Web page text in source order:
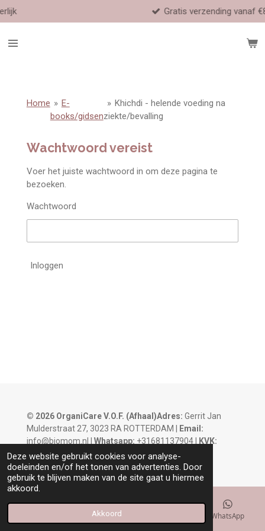
Deze website gebruikt cookies voor analyse-
doeleinden en/of het tonen van advertenties. Door
gebruik te blijven maken van de site gaat u hiermee
akkoord.
Akkoord
Ga
direct
naar
Gratis verzending vanaf €80,- (NL/
Home » E-
books/gidsen
» Khichdi - helende voeding na
ziekte/bevalling
Wachtwoord vereist
Voer het juiste wachtwoord in om deze pagina te
bezoeken.
Wachtwoord
Inloggen
© 2026 OrganiCare V.O.F. (Afhaal)Adres: Gerrit Jan
Mulderstraat 27, 3023 RA ROTTERDAM |
Email:
info@biomom.nl | Whatsapp: +31681137904 |
KVK:
93320620 |BTW:NL866353665B01
Kaart WhatsApp